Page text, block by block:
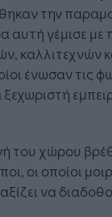
την
αυτή γέμισε
καλλιτεχνών
ένωσαν τις
του χώρου
οι οποίοι
να